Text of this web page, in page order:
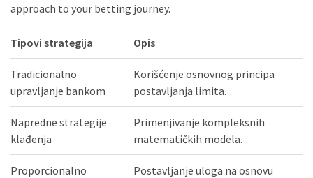
approach to your betting journey.
Tipovi strategija Opis
Tradicionalno
upravljanje bankom
Korišćenje osnovnog principa
postavljanja limita.
Napredne strategije
klađenja
Primenjivanje kompleksnih
matematičkih modela.
Proporcionalno
Postavljanje uloga na osnovu